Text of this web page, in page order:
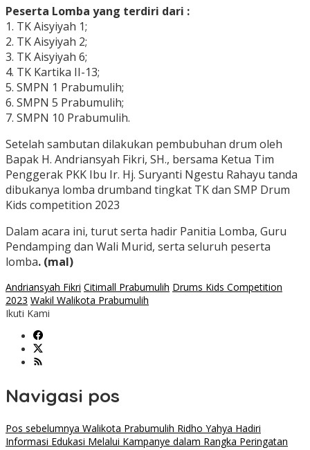
Peserta Lomba yang terdiri dari :
1. TK Aisyiyah 1;
2. TK Aisyiyah 2;
3. TK Aisyiyah 6;
4. TK Kartika II-13;
5. SMPN 1 Prabumulih;
6. SMPN 5 Prabumulih;
7. SMPN 10 Prabumulih.
Setelah sambutan dilakukan pembubuhan drum oleh
Bapak H. Andriansyah Fikri, SH., bersama Ketua Tim
Penggerak PKK Ibu Ir. Hj. Suryanti Ngestu Rahayu tanda
dibukanya lomba drumband tingkat TK dan SMP Drum
Kids competition 2023
Dalam acara ini, turut serta hadir Panitia Lomba, Guru
Pendamping dan Wali Murid, serta seluruh peserta
lomba. (mal)
Andriansyah Fikri Citimall Prabumulih Drums Kids Competition
2023 Wakil Walikota Prabumulih
Ikuti Kami
Navigasi pos
Pos sebelumnya Walikota Prabumulih Ridho Yahya Hadiri
Informasi Edukasi Melalui Kampanye dalam Rangka Peringatan